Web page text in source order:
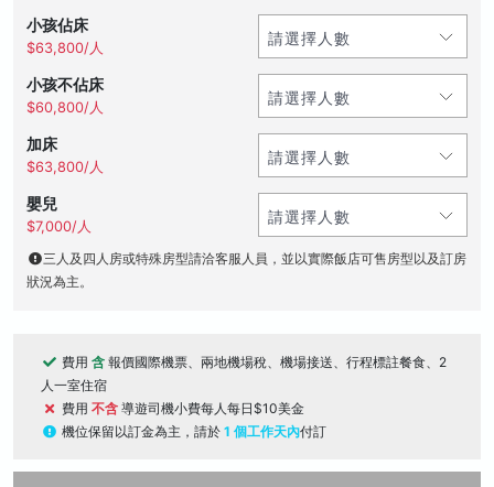
小孩佔床
$63,800/人
小孩不佔床
$60,800/人
加床
$63,800/人
嬰兒
$7,000/人
三人及四人房或特殊房型請洽客服人員，並以實際飯店可售房型以及訂房
狀況為主。
費用 含 報價國際機票、兩地機場稅、機場接送、行程標註餐食、2
人一室住宿
費用 不含 導遊司機小費每人每日$10美金
機位保留以訂金為主，請於 1 個工作天內付訂